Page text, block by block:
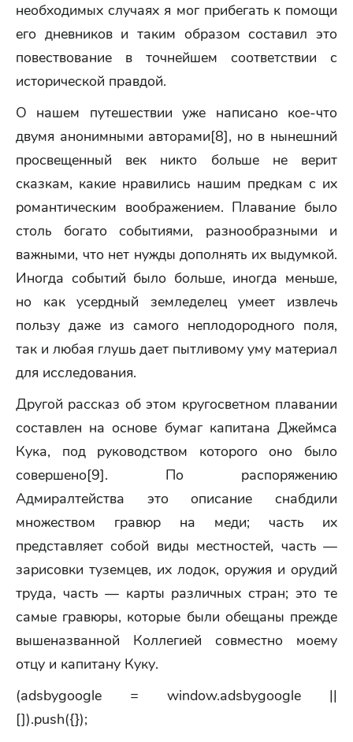
необходимых случаях я мог прибегать к помощи
его дневников и таким образом составил это
повествование в точнейшем соответствии с
исторической правдой.
О нашем путешествии уже написано кое-что
двумя анонимными авторами[8], но в нынешний
просвещенный век никто больше не верит
сказкам, какие нравились нашим предкам с их
романтическим воображением. Плавание было
столь богато событиями, разнообразными и
важными, что нет нужды дополнять их выдумкой.
Иногда событий было больше, иногда меньше,
но как усердный земледелец умеет извлечь
пользу даже из самого неплодородного поля,
так и любая глушь дает пытливому уму материал
для исследования.
Другой рассказ об этом кругосветном плавании
составлен на основе бумаг капитана Джеймса
Кука, под руководством которого оно было
совершено[9]. По распоряжению
Адмиралтейства это описание снабдили
множеством гравюр на меди; часть их
представляет собой виды местностей, часть —
зарисовки туземцев, их лодок, оружия и орудий
труда, часть — карты различных стран; это те
самые гравюры, которые были обещаны прежде
вышеназванной Коллегией совместно моему
отцу и капитану Куку.
(adsbygoogle = window.adsbygoogle ||
[]).push({});